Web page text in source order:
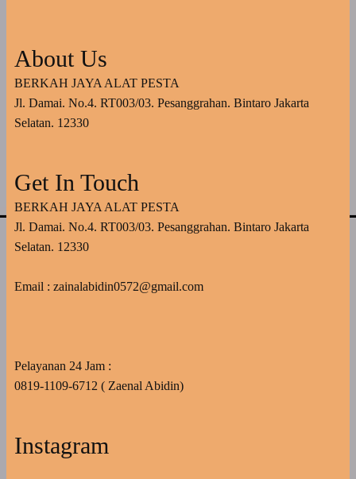
About Us
BERKAH JAYA ALAT PESTA
Jl. Damai. No.4. RT003/03. Pesanggrahan. Bintaro Jakarta
Selatan. 12330
Get In Touch
BERKAH JAYA ALAT PESTA
Jl. Damai. No.4. RT003/03. Pesanggrahan. Bintaro Jakarta
Selatan. 12330
Email : zainalabidin0572@gmail.com
Pelayanan 24 Jam :
0819-1109-6712 ( Zaenal Abidin)
Instagram